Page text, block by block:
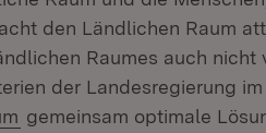
den Ländlichen Raum
Raumes auch
der Landesregierung
(Öffnet in neuem Fenster)
gemeinsam optimale